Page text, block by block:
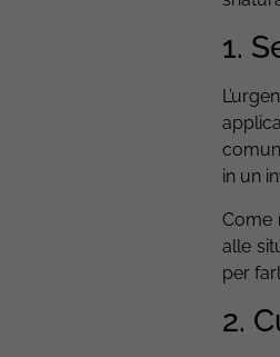
1.
in un
Come
alle
per
2.